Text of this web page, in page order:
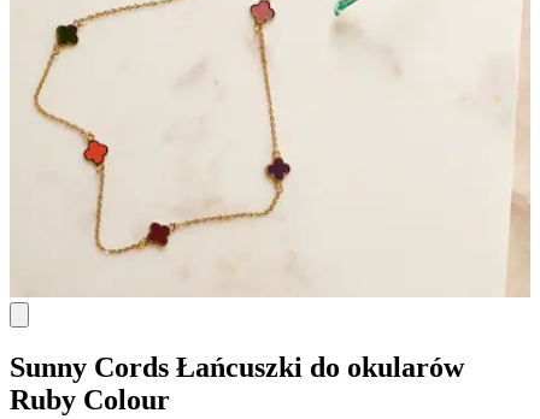
Sunny Cords Łańcuszki do okularów
Ruby Colour